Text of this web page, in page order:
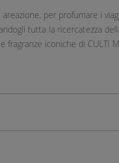
per profumare i
tutta la ricercatezza
iconiche di CULTI